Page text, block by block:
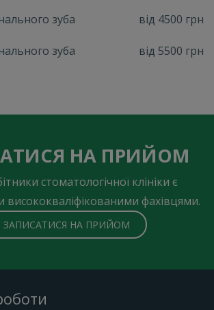
зуба від 4500 грн
зуба від 5500 грн
НА ПРИЙОМ
стоматологічної клініки є
висококваліфікованими фахівцями.
ЗАПИСАТИСЯ НА ПРИЙОМ